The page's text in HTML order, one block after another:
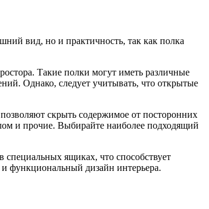
вид, но и практичность, так как полка
Такие полки могут иметь различные
Однако, следует учитывать, что открытые
скрыть содержимое от посторонних
и прочие. Выбирайте наиболее подходящий
ящиках, что способствует
функциональный дизайн интерьера.